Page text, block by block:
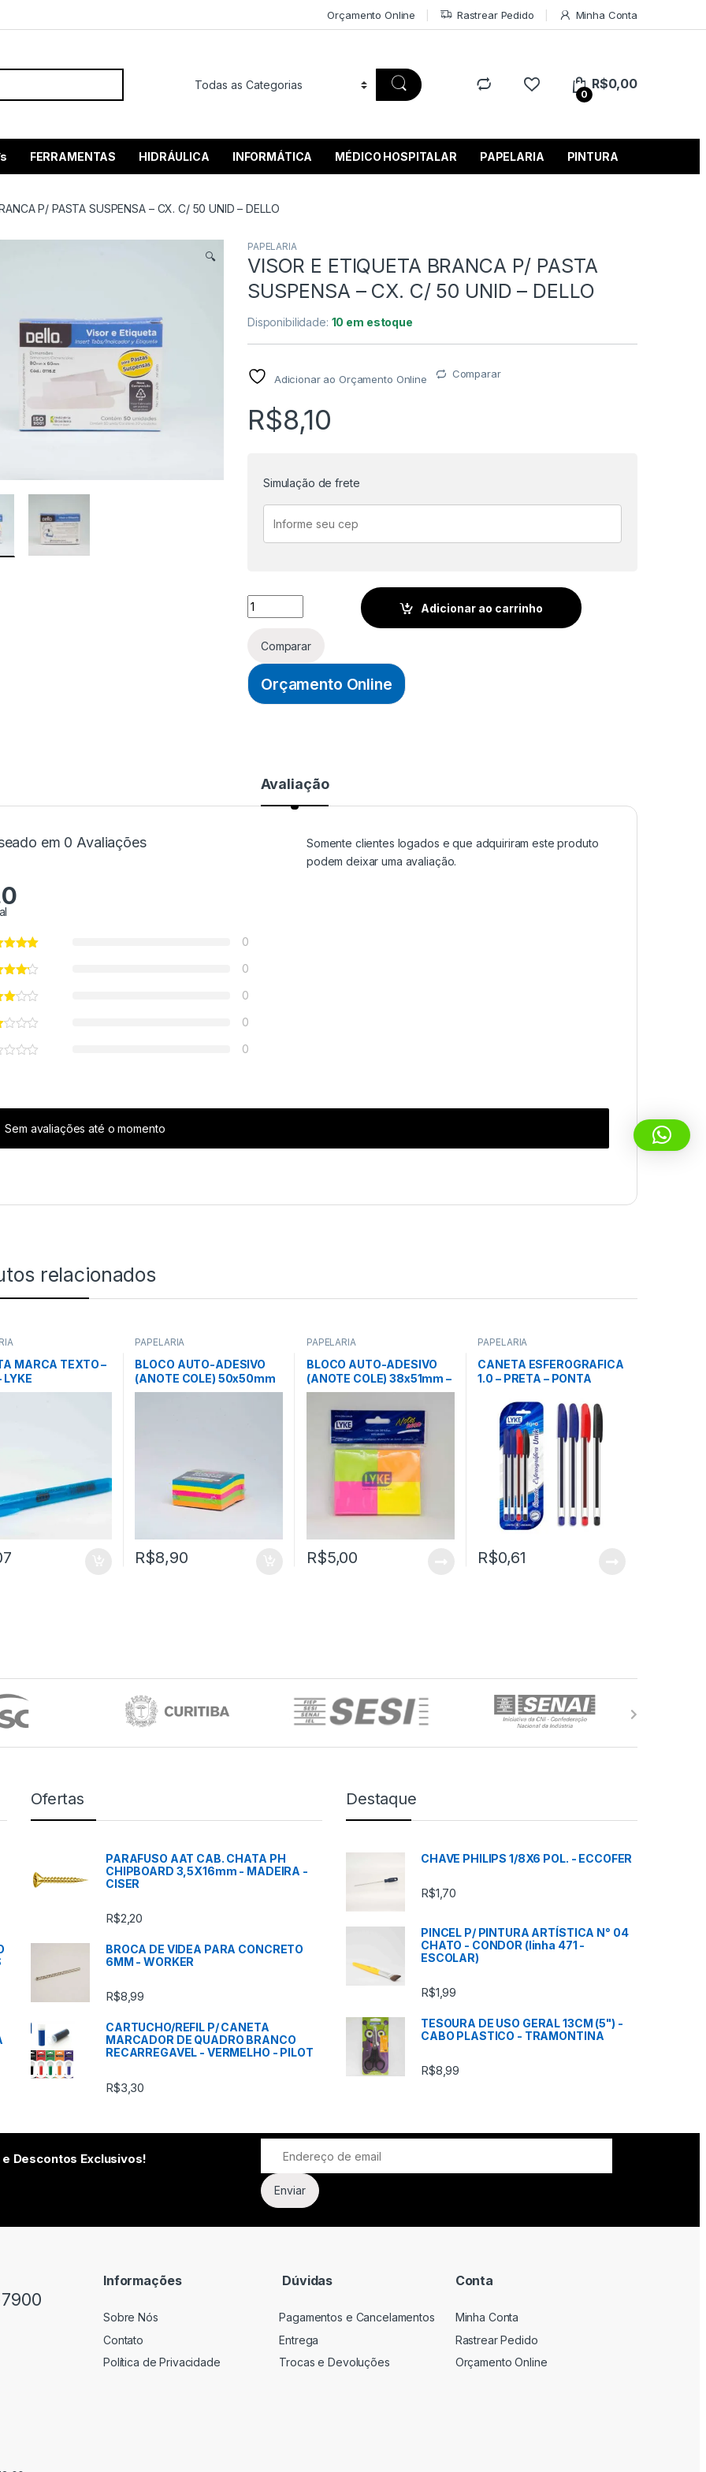
Orçamento Online Rastrear Pedido Minha Conta
por:
0
R$0,00
FERRAMENTAS HIDRÁULICA INFORMÁTICA MÉDICO HOSPITALAR PAPELARIA PINTURA
P/ PASTA SUSPENSA – CX. C/ 50 UNID – DELLO
🔍
PAPELARIA
VISOR E ETIQUETA BRANCA P/ PASTA
SUSPENSA – CX. C/ 50 UNID – DELLO
Disponibilidade: 10 em estoque
Adicionar ao Orçamento Online Comparar
R$8,10
Simulação de frete
VISOR E ETIQUETA BRANCA P/ PASTA SUSPENSA - CX. C/ 50 UNID - DELLO
Adicionar ao carrinho
Comparar
Orçamento Online
Avaliação
em 0 Avaliações
0
0
0
0
0
Somente clientes logados e que adquiriram este produto
podem deixar uma avaliação.
Sem avaliações até o momento
relacionados
MARCA TEXTO –
LYKE
PAPELARIA
BLOCO AUTO-ADESIVO
(ANOTE COLE) 50x50mm
– 5 CORES (C/ 250
R$8,90
PAPELARIA
BLOCO AUTO-ADESIVO
(ANOTE COLE) 38x51mm –
COLORIDO (C/ 4 PÇS) –
LYKE
R$5,00
PAPELARIA
CANETA ESFEROGRAFICA
1.0 – PRETA – PONTA
R$0,61
Ofertas
PARAFUSO AAT CAB. CHATA PH
CHIPBOARD 3,5X16mm - MADEIRA -
CISER
R$2,20
BROCA DE VIDEA PARA CONCRETO
6MM - WORKER
R$8,99
CARTUCHO/REFIL P/ CANETA
MARCADOR DE QUADRO BRANCO
RECARREGAVEL - VERMELHO - PILOT
R$3,30
Destaque
CHAVE PHILIPS 1/8X6 POL. - ECCOFER
R$1,70
PINCEL P/ PINTURA ARTÍSTICA N° 04
CHATO - CONDOR (linha 471 -
ESCOLAR)
R$1,99
TESOURA DE USO GERAL 13CM (5") -
CABO PLASTICO - TRAMONTINA
R$8,99
Descontos Exclusivos!
Informações
Sobre Nós
Contato
Política de Privacidade
Dúvidas
Pagamentos e Cancelamentos
Entrega
Trocas e Devoluções
Conta
Minha Conta
Rastrear Pedido
Orçamento Online